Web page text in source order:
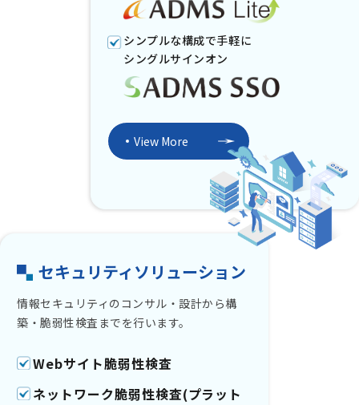
シンプルな構成で手軽に
シングルサインオン
View More
セキュリティソリューション
情報セキュリティのコンサル・設計から構
築・脆弱性検査までを行います。
Webサイト脆弱性検査
ネットワーク脆弱性検査(プラット